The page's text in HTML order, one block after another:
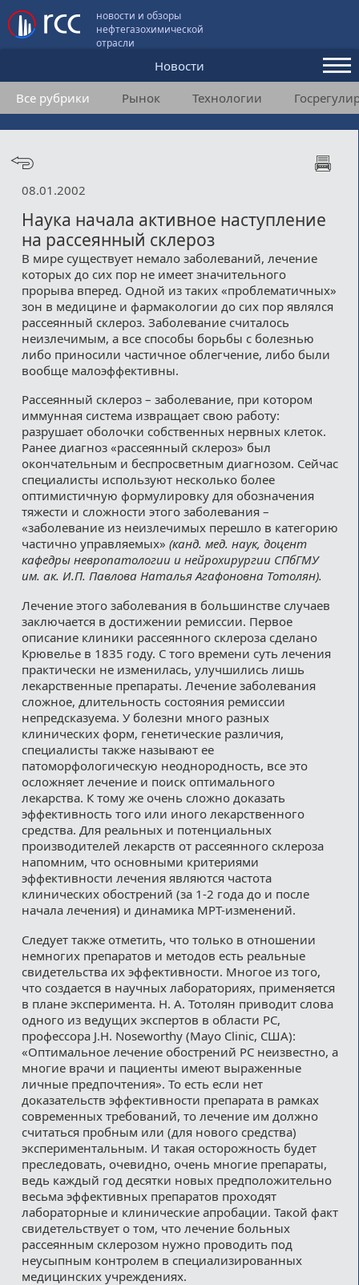
новости и обзоры
нефтегазохимической
отрасли
Новости
Аналитика и мнения
Конференции
Пользовательское соглашение
Медиакит
Контакты
Все рубрики Рынок Технологии
08.01.2002
Наука начала активное наступление
на рассеянный склероз
В мире существует немало заболеваний, лечение
которых до сих пор не имеет значительного
прорыва вперед. Одной из таких «проблематичных»
зон в медицине и фармакологии до сих пор являлся
рассеянный склероз. Заболевание считалось
неизлечимым, а все способы борьбы с болезнью
либо приносили частичное облегчение, либо были
вообще малоэффективны.
Рассеянный склероз – заболевание, при котором
иммунная система извращает свою работу:
разрушает оболочки собственных нервных клеток.
Ранее диагноз «рассеянный склероз» был
окончательным и беспросветным диагнозом. Сейчас
специалисты используют несколько более
оптимистичную формулировку для обозначения
тяжести и сложности этого заболевания –
«заболевание из неизлечимых перешло в категорию
частично управляемых» (канд. мед. наук, доцент
кафедры невропатологии и нейрохирургии СПбГМУ
им. ак. И.П. Павлова Наталья Агафоновна Тотолян).
Лечение этого заболевания в большинстве случаев
заключается в достижении ремиссии. Первое
описание клиники рассеянного склероза сделано
Крювелье в 1835 году. С того времени суть лечения
практически не изменилась, улучшились лишь
лекарственные препараты. Лечение заболевания
сложное, длительность состояния ремиссии
непредсказуема. У болезни много разных
клинических форм, генетические различия,
специалисты также называют ее
патоморфологическую неоднородность, все это
осложняет лечение и поиск оптимального
лекарства. К тому же очень сложно доказать
эффективность того или иного лекарственного
средства. Для реальных и потенциальных
производителей лекарств от рассеянного склероза
напомним, что основными критериями
эффективности лечения являются частота
клинических обострений (за 1-2 года до и после
начала лечения) и динамика МРТ-изменений.
Следует также отметить, что только в отношении
немногих препаратов и методов есть реальные
свидетельства их эффективности. Многое из того,
что создается в научных лабораториях, применяется
в плане эксперимента. Н. А. Тотолян приводит слова
одного из ведущих экспертов в области PC,
профессора J.H. Noseworthy (Mayo Clinic, США):
«Оптимальное лечение обострений PC неизвестно, а
многие врачи и пациенты имеют выраженные
личные предпочтения». То есть если нет
доказательств эффективности препарата в рамках
современных требований, то лечение им должно
считаться пробным или (для нового средства)
экспериментальным. И такая осторожность будет
преследовать, очевидно, очень многие препараты,
ведь каждый год десятки новых предположительно
весьма эффективных препаратов проходят
лабораторные и клинические апробации. Такой факт
свидетельствует о том, что лечение больных
рассеянным склерозом нужно проводить под
неусыпным контролем в специализированных
медицинских учреждениях.